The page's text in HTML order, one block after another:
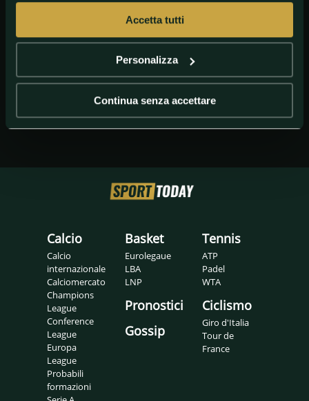
Accetta tutti
Personalizza
Continua senza accettare
Calcio
Calcio
internazionale
Calciomercato
Champions
League
Conference
League
Europa
League
Probabili
formazioni
Basket
Eurolegaue
LBA
LNP
Pronostici
Gossip
Tennis
ATP
Padel
WTA
Ciclismo
Giro d'Italia
Tour de
France